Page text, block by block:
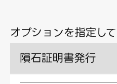
オプションを指定して
隕石証明書発行